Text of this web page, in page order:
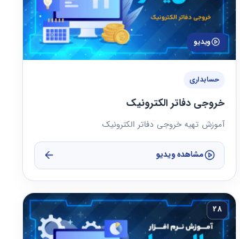
ویدیو
حسابداری
خروجی دفاتر الکترونیک
آموزش تهیه خروجی دفاتر الکترونیک
مشاهده ویدیو
28